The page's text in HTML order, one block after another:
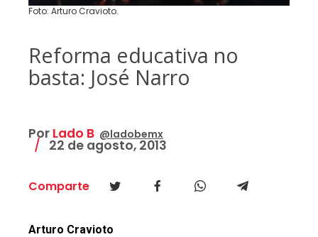
Foto: Arturo Cravioto.
Reforma educativa no
basta: José Narro
Por Lado B @ladobemx
22 de agosto, 2013
Comparte
Arturo Cravioto